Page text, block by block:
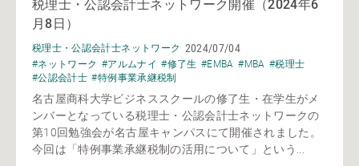
税理士・公認会計士ネットワーク開催（2024年6
月8日）
税理士・公認会計士ネットワーク 2024/07/04
#ネットワーク #アルムナイ #修了生 #EMBA #MBA #税理士
#公認会計士 #特例事業承継税制
名古屋商科大学ビジネススクールの修了生・在学生がメ
ンバーとなっている税理士・公認会計士ネットワークの
第10回勉強会が名古屋キャンパスにて開催されました。
今回は「特例事業承継税制の活用について」という...